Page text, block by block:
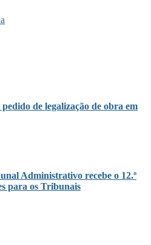
de legalização de obra em
Administrativo recebe o 12.º
para os Tribunais